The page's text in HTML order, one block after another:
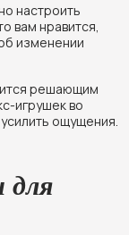
настроить
вам нравится,
изменении
решающим
игрушек во
ощущения.
для